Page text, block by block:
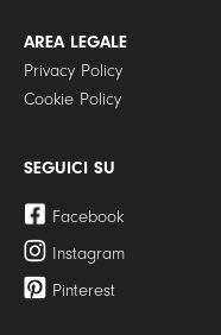
AREA LEGALE
Privacy Policy
Cookie Policy
SEGUICI SU
Facebook
Instagram
Pinterest